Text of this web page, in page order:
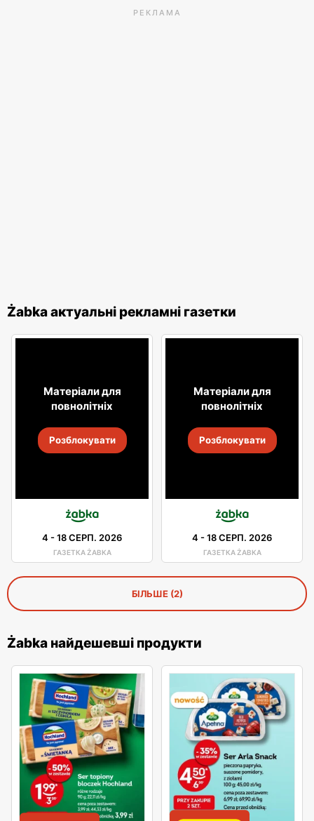
РЕКЛАМА
Żabka актуальні рекламні газетки
Матеріали для
повнолітніх
Розблокувати
4 -18 СЕРП. 2026
ГАЗЕТКА ŻABKA
Матеріали для
повнолітніх
Розблокувати
4 -18 СЕРП. 2026
ГАЗЕТКА ŻABKA
БІЛЬШЕ (2)
Żabka найдешевші продукти